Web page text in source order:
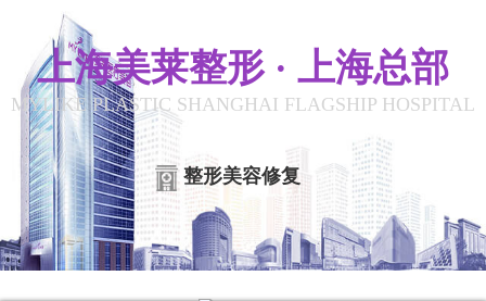
上海美莱整形 · 上海总部
MYLIKE PLASTIC SHANGHAI FLAGSHIP HOSPITAL
整形美容修复